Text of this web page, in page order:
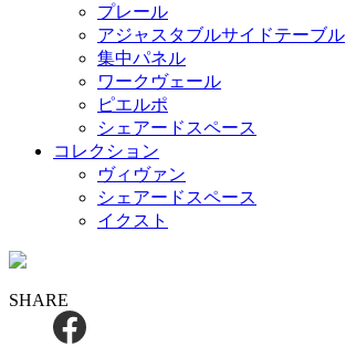
プレール
アジャスタブルサイドテーブル
集中パネル
ワークヴェール
ピエルポ
シェアードスペース
コレクション
ヴィヴァン
シェアードスペース
イクスト
SHARE